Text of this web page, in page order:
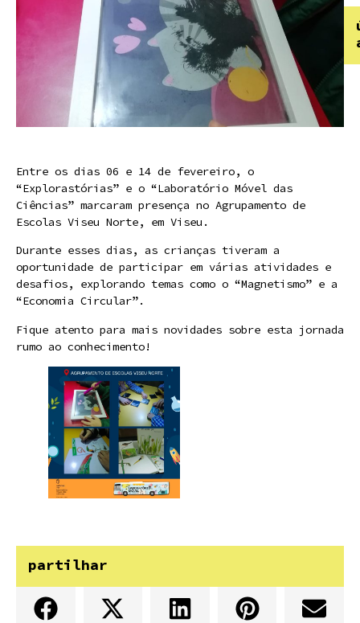
Entre os dias 06 e 14 de fevereiro, o
“Explorastórias” e o “Laboratório Móvel das
Ciências” marcaram presença no Agrupamento de
Escolas Viseu Norte, em Viseu.
Durante esses dias, as crianças tiveram a
oportunidade de participar em várias atividades e
desafios, explorando temas como o “Magnetismo” e a
“Economia Circular”.
Fique atento para mais novidades sobre esta jornada
rumo ao conhecimento!
partilhar